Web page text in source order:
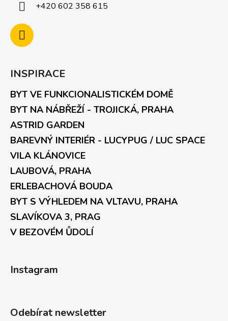
+420 602 358 615
INSPIRACE
BYT VE FUNKCIONALISTICKÉM DOMĚ
BYT NA NÁBŘEŽÍ - TROJICKÁ, PRAHA
ASTRID GARDEN
BAREVNÝ INTERIÉR - LUCYPUG / LUC SPACE
VILA KLÁNOVICE
LAUBOVÁ, PRAHA
ERLEBACHOVÁ BOUDA
BYT S VÝHLEDEM NA VLTAVU, PRAHA
SLAVÍKOVA 3, PRAG
V BEZOVÉM ŮDOLÍ
Instagram
Odebírat newsletter